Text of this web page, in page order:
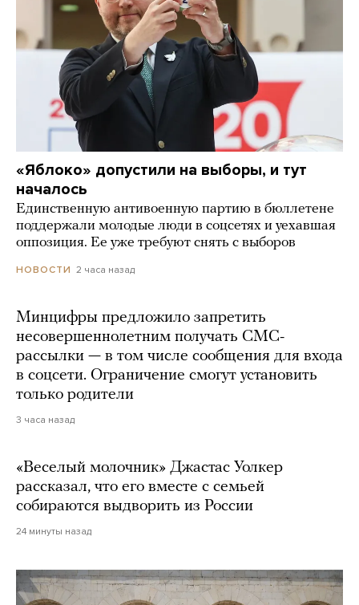
«Яблоко» допустили на выборы, и тут
началось
Единственную антивоенную партию в бюллетене
поддержали молодые люди в соцсетях и уехавшая
оппозиция. Ее уже требуют снять с выборов
НОВОСТИ 2 часа назад
Минцифры предложило запретить
несовершеннолетним получать СМС-
рассылки — в том числе сообщения для входа
в соцсети. Ограничение смогут установить
только родители
3 часа назад
«Веселый молочник» Джастас Уолкер
рассказал, что его вместе с семьей
собираются выдворить из России
24 минуты назад